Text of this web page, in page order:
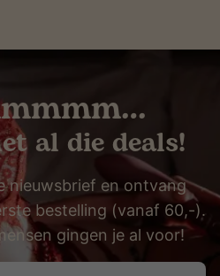
al die deals!
nieuwsbrief en ontvang
bestelling (vanaf 60,-).
gingen je al voor!